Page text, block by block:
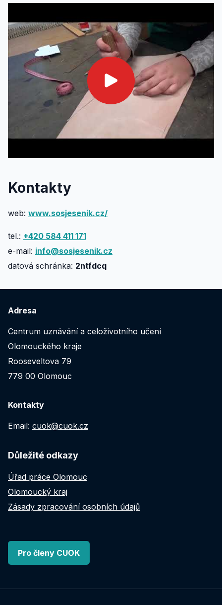
Kontakty
web: www.sosjesenik.cz/
tel.: +420 584 411 171
e-mail: info@sosjesenik.cz
datová schránka: 2ntfdcq
Adresa
Centrum uznávání a celoživotního učení
Olomouckého kraje
Rooseveltova 79
779 00 Olomouc
Kontakty
Email: cuok@cuok.cz
Důležité odkazy
Úřad práce Olomouc
Olomoucký kraj
Zásady zpracování osobních údajů
Pro členy CUOK